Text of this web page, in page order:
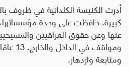
أدرت الكنيسة الكلدانية في ظروف
كبيرة. حافظت على وحدة
عنها وعن حقوق العراقيين
ومتابعة وازدهار.